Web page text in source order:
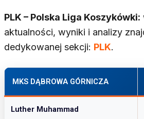
PLK – Polska Liga Koszykówki:
aktualności, wyniki i analizy
dedykowanej sekcji: PLK.
MKS DĄBROWA GÓRNICZA
Luther Muhammad